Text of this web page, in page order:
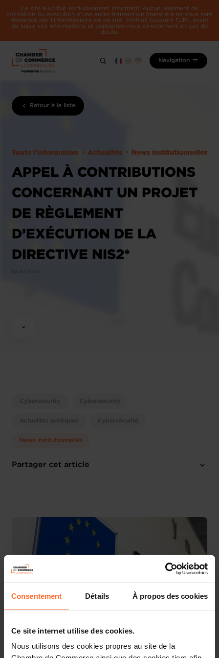
Consentement Détails À propos des cookies
Ce site internet utilise des cookies.
Nous utilisons des cookies propres au site de la
Ce site a un but exclusivement informatif. Aucun paiement de
cotisation ou exécution d'une autre transaction financière ne vous sera
demandé par l'intermédiaire de ce site. Vérifiez toujours l'URL avant
de saisir vos informations et contactez-nous directement en cas de
doute.
Navigation
Retour à la liste
Toute l'information Actualités News institutionnelles
APPEL À CONTRIBUTIONS
CONCERNANT UN PROJET
DE RÈGLEMENT
D’EXÉCUTION DE LA
DIRECTIVE NIS2*
Cybersecurity Cybersecurity
Actualités juridiques Cybersécurité
News institutionnelles
Partager cet article
La Chambre de Commerce souhaite informer ses
ressortissants d’un appel à contributions récemment